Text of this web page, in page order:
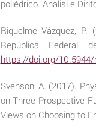
poliédrico. Analisi e
Riquelme Vázquez,
República Federal
https://doi.org/
Svenson, A. (2017).
on Three Prospective
Views on Choosing to